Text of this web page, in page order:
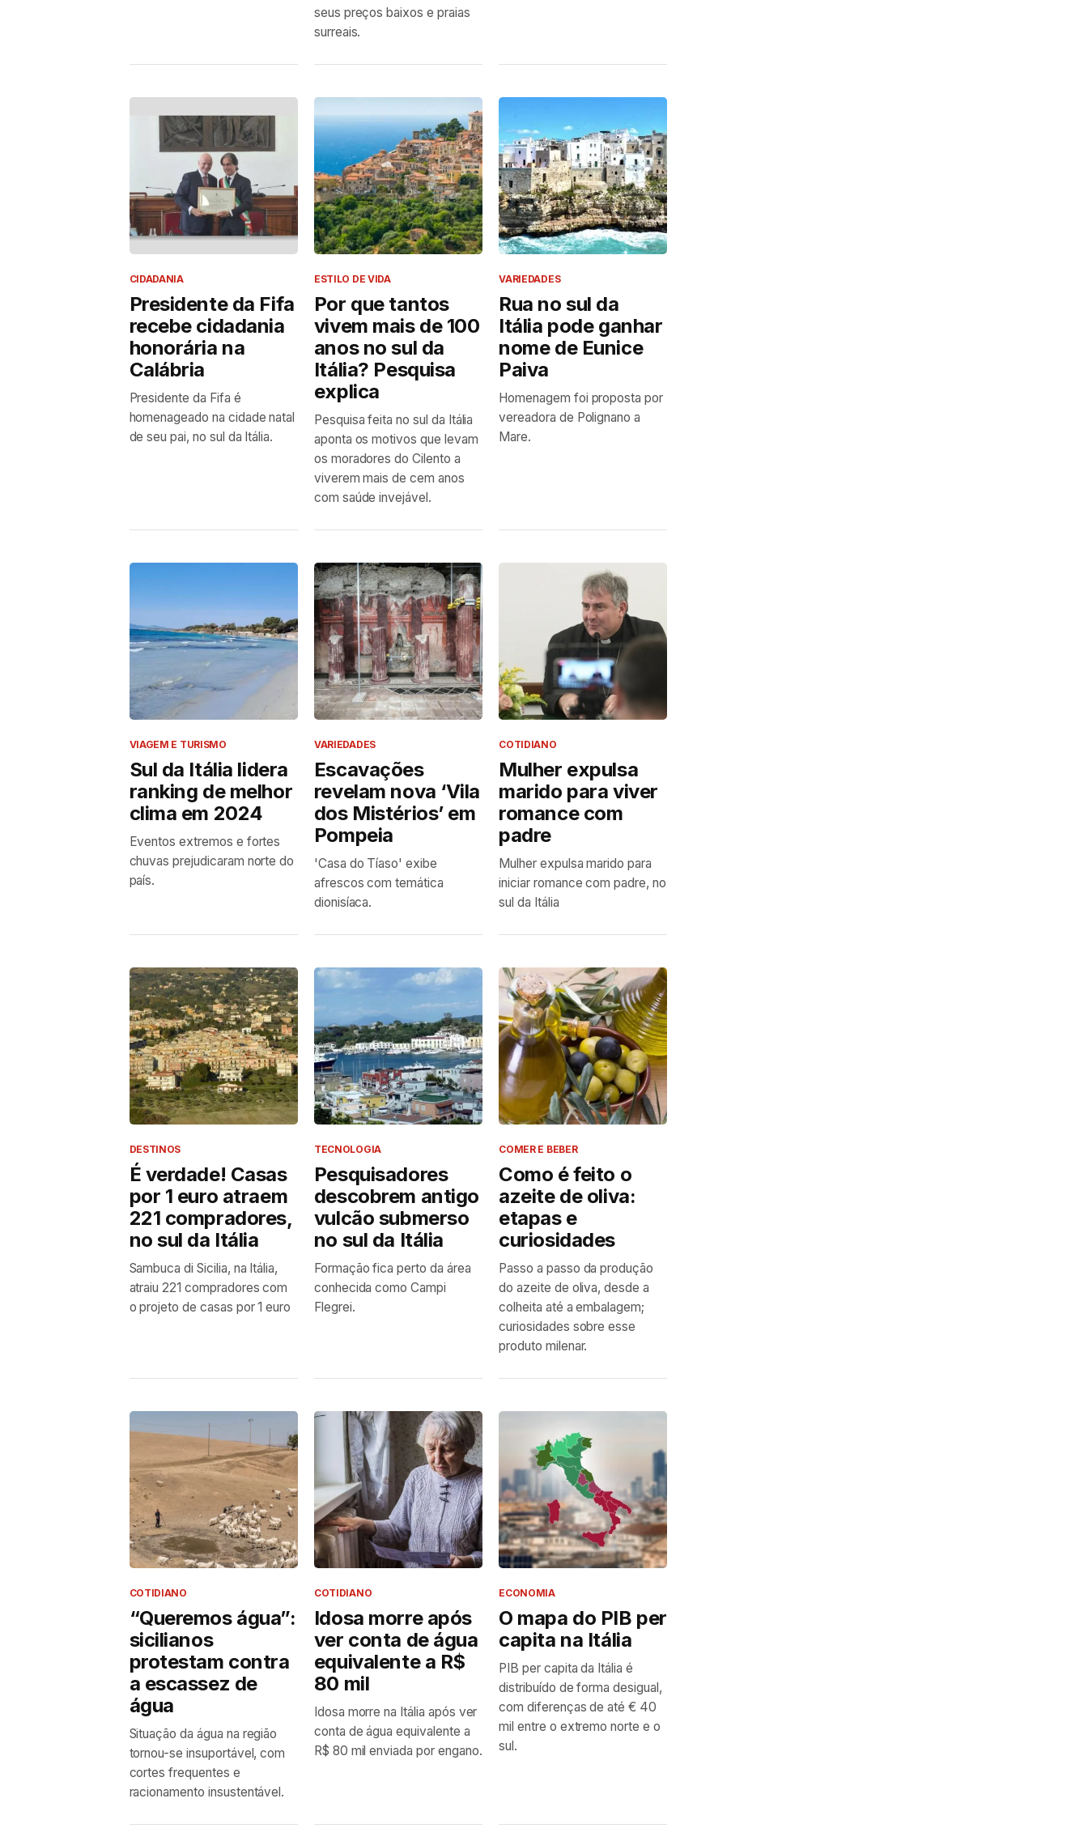
seus preços baixos e praias
surreais.
CIDADANIA
Presidente da Fifa
recebe cidadania
honorária na
Calábria
Presidente da Fifa é
homenageado na cidade natal
de seu pai, no sul da Itália.
ESTILO DE VIDA
Por que tantos
vivem mais de 100
anos no sul da
Itália? Pesquisa
explica
Pesquisa feita no sul da Itália
aponta os motivos que levam
os moradores do Cilento a
viverem mais de cem anos
com saúde invejável.
VARIEDADES
Rua no sul da
Itália pode ganhar
nome de Eunice
Paiva
Homenagem foi proposta por
vereadora de Polignano a
Mare.
VIAGEM E TURISMO
Sul da Itália lidera
ranking de melhor
clima em 2024
Eventos extremos e fortes
chuvas prejudicaram norte do
país.
VARIEDADES
Escavações
revelam nova ‘Vila
dos Mistérios’ em
Pompeia
'Casa do Tíaso' exibe
afrescos com temática
dionisíaca.
COTIDIANO
Mulher expulsa
marido para viver
romance com
padre
Mulher expulsa marido para
iniciar romance com padre, no
sul da Itália
DESTINOS
É verdade! Casas
por 1 euro atraem
221 compradores,
no sul da Itália
Sambuca di Sicilia, na Itália,
atraiu 221 compradores com
o projeto de casas por 1 euro
TECNOLOGIA
Pesquisadores
descobrem antigo
vulcão submerso
no sul da Itália
Formação fica perto da área
conhecida como Campi
Flegrei.
COMER E BEBER
Como é feito o
azeite de oliva:
etapas e
curiosidades
Passo a passo da produção
do azeite de oliva, desde a
colheita até a embalagem;
curiosidades sobre esse
produto milenar.
COTIDIANO
“Queremos água”:
sicilianos
protestam contra
a escassez de
água
Situação da água na região
tornou-se insuportável, com
cortes frequentes e
racionamento insustentável.
COTIDIANO
Idosa morre após
ver conta de água
equivalente a R$
80 mil
Idosa morre na Itália após ver
conta de água equivalente a
R$ 80 mil enviada por engano.
ECONOMIA
O mapa do PIB per
capita na Itália
PIB per capita da Itália é
distribuído de forma desigual,
com diferenças de até € 40
mil entre o extremo norte e o
sul.